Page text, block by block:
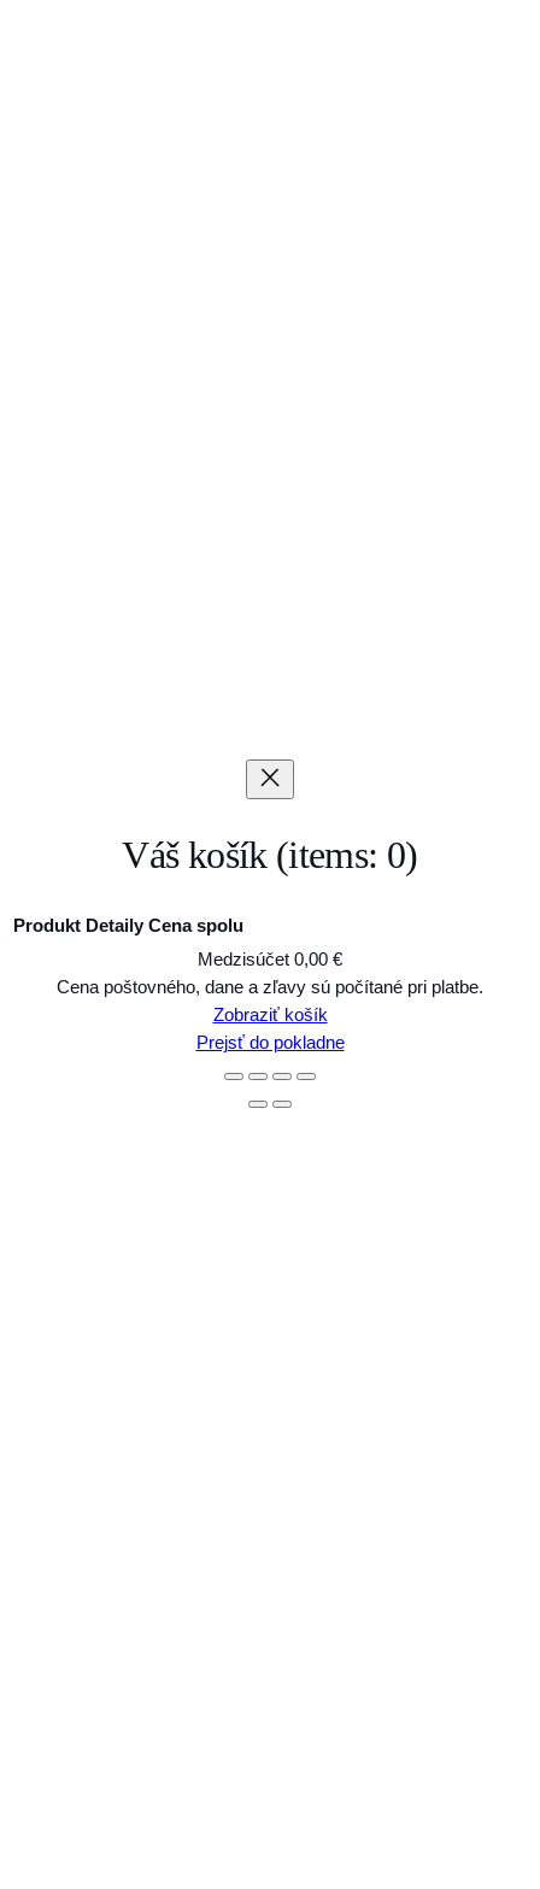
Váš košík (items: 0)
Produkty
Produkt Detaily Cena spolu
Medzisúčet 0,00 €
Cena poštovného, dane a zľavy sú počítané pri platbe.
Zobraziť košík
Prejsť do pokladne